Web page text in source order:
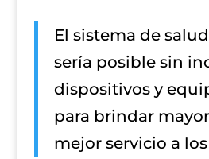
El sistema de
sería posible sin
dispositivos y
para brindar
mejor servicio a